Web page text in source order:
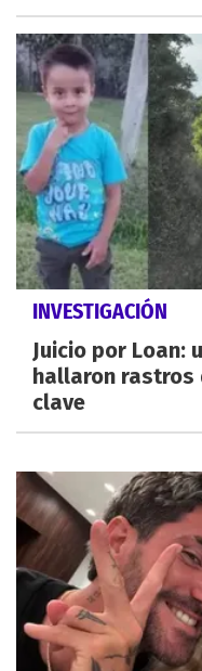
INVESTIGACIÓN
Juicio por Loan:
hallaron rastros
clave